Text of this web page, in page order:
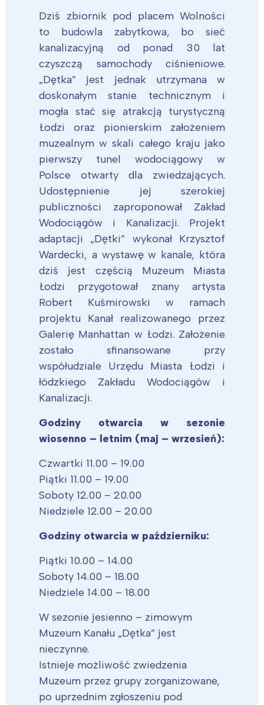
Dziś zbiornik pod placem Wolności
to budowla zabytkowa, bo sieć
kanalizacyjną od ponad 30 lat
czyszczą samochody ciśnieniowe.
„Dętka” jest jednak utrzymana w
doskonałym stanie technicznym i
mogła stać się atrakcją turystyczną
Łodzi oraz pionierskim założeniem
muzealnym w skali całego kraju jako
pierwszy tunel wodociągowy w
Polsce otwarty dla zwiedzających.
Udostępnienie jej szerokiej
publiczności zaproponował Zakład
Wodociągów i Kanalizacji. Projekt
adaptacji „Dętki” wykonał Krzysztof
Wardecki, a wystawę w kanale, która
dziś jest częścią Muzeum Miasta
Łodzi przygotował znany artysta
Robert Kuśmirowski w ramach
projektu Kanał realizowanego przez
Galerię Manhattan w Łodzi. Założenie
zostało sfinansowane przy
współudziale Urzędu Miasta Łodzi i
łódzkiego Zakładu Wodociągów i
Kanalizacji.
Godziny otwarcia w sezonie
wiosenno – letnim (maj – wrzesień):
Czwartki 11.00 – 19.00
Piątki 11.00 – 19.00
Soboty 12.00 – 20.00
Niedziele 12.00 – 20.00
Godziny otwarcia w październiku:
Piątki 10.00 – 14.00
Soboty 14.00 – 18.00
Niedziele 14.00 – 18.00
W sezonie jesienno – zimowym
Muzeum Kanału „Dętka” jest
nieczynne.
Istnieje możliwość zwiedzenia
Muzeum przez grupy zorganizowane,
po uprzednim zgłoszeniu pod